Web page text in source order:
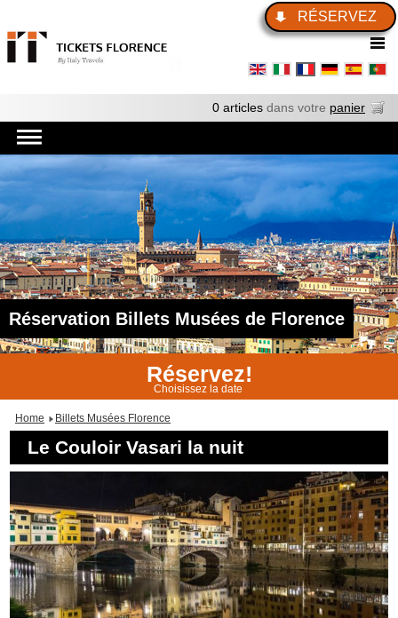
0 articles dans votre panier
Réservation Billets Musées de Florence
Réservez!
Choisissez la date
Home Billets Musées Florence
Le Couloir Vasari la nuit
RÉSERVEZ